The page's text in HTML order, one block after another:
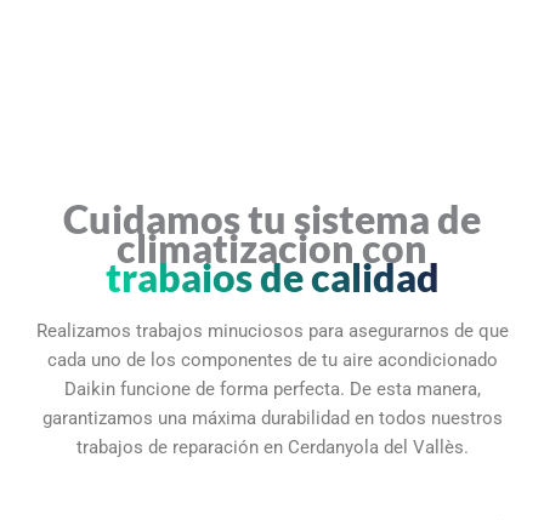
Cuidamos tu sistema de
climatizacion con
trabajos de calidad
Realizamos trabajos minuciosos para asegurarnos de que
cada uno de los componentes de tu aire acondicionado
Daikin funcione de forma perfecta. De esta manera,
garantizamos una máxima durabilidad en todos nuestros
trabajos de reparación en Cerdanyola del Vallès.